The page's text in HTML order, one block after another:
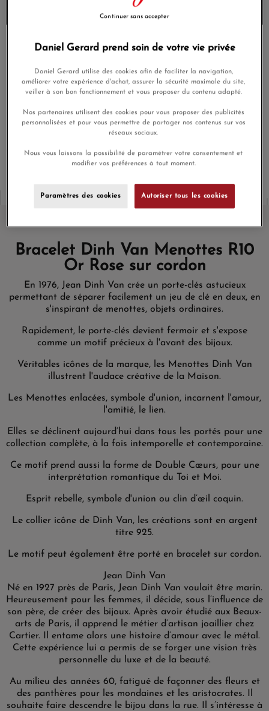
Envoi à 15h aujourd'hui
Livraison gratuite
Payez en 4x ou 10x
sans frais
Paiement sécurisé
Satisfait ou
remboursé
En achetant ce produit vous gagnerez45,00 €grâce à notre
Bracelet Dinh Van Menottes R10
Or Rose sur cordon
En 1976, Jean Dinh Van crée un porte-clés astucieux
permettant de séparer facilement un jeu de clé en deux, en
s'inspirant de menottes, objets ordinaires.
Rapidement, le porte-clés devient fermoir et s'expose
comme un motif précieux à l'avant des bijoux.
Véritables icônes de la marque, les Menottes Dinh Van
illustrent l'audace créative de la Maison.
Les Menottes enlacées, symbole d'union, incarnent l'amour,
l'amitié, le lien.
Elles se déclinent aujourd’hui dans tous les portés pour une
collection complète, à la fois intemporelle et contemporaine.
Ce motif prend aussi la forme de Double Cœurs, pour une
interprétation romantique du Toi et Moi.
Esprit rebelle, symbole d'union ou clin d’œil coquin.
Le collier icône de Dinh Van, les créations sont en argent
titre 925.
Le motif peut également être porté en bracelet sur cordon.
Jean Dinh Van
Né en 1927 près de Paris, Jean Dinh Van voulait être marin.
Heureusement pour les femmes, il décide, sous l’influence de
son père, de créer des bijoux. Après avoir étudié aux Beaux-
arts de Paris, il apprend le métier d’artisan joaillier chez
Cartier. Il entame alors une histoire d’amour avec le métal.
Cette expérience lui a permis de se forger une vision très
personnelle du luxe et de la beauté.
Au milieu des années 60, fatigué de façonner des fleurs et
des panthères pour les mondaines et les aristocrates. Il
souhaite faire descendre le bijou dans la rue. Il s’intéresse à
Daniel Gerard prend soin de votre vie privée
Daniel Gerard utilise des cookies afin de faciliter la navigation,
améliorer votre expérience d'achat, assurer la sécurité maximale du site,
veiller à son bon fonctionnement et vous proposer du contenu adapté.
Nos partenaires utilisent des cookies pour vous proposer des publicités
personnalisées et pour vous permettre de partager nos contenus sur vos
réseaux sociaux.
Nous vous laissons la possibilité de paramétrer votre consentement et
modifier vos préférences à tout moment.
Paramètres des cookies Autoriser tous les cookies
Continuer sans accepter